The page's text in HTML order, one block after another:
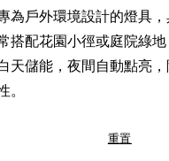
為戶外環境設計的燈具
搭配花園小徑或庭院綠
天儲能，夜間自動點亮
重置